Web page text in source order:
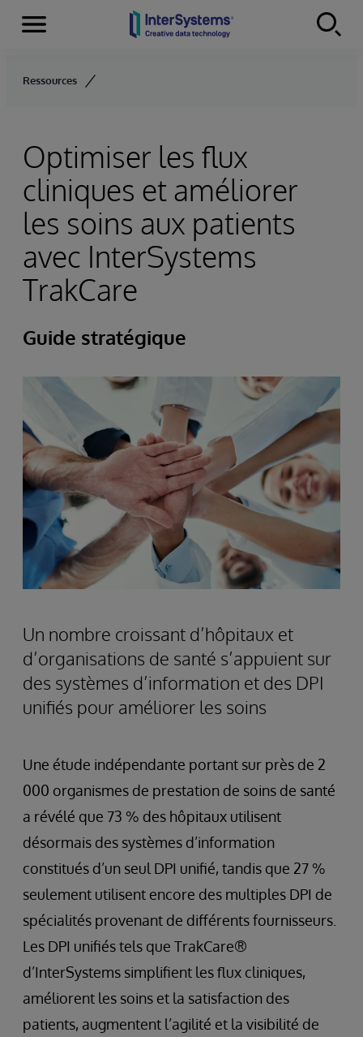
Skip to content
Menu
Ressources
Optimiser les flux
cliniques et améliorer
les soins aux patients
avec InterSystems
TrakCare
Guide stratégique
Un nombre croissant d’hôpitaux et
d’organisations de santé s’appuient sur
des systèmes d’information et des DPI
unifiés pour améliorer les soins
Une étude indépendante portant sur près de 2
000 organismes de prestation de soins de santé
a révélé que 73 % des hôpitaux utilisent
désormais des systèmes d’information
constitués d’un seul DPI unifié, tandis que 27 %
seulement utilisent encore des multiples DPI de
spécialités provenant de différents fournisseurs.
Les DPI unifiés tels que TrakCare®
d’InterSystems simplifient les flux cliniques,
améliorent les soins et la satisfaction des
patients, augmentent l’agilité et la visibilité de